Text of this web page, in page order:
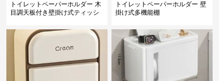
トイレットペーパーホルダー 木
目調天板付き壁掛け式ティッシ
トイレットペーパーホルダー 壁
掛け式多機能棚